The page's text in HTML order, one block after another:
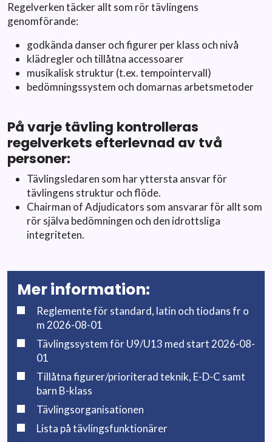
Regelverken täcker allt som rör tävlingens
genomförande:
godkända danser och figurer per klass och nivå
klädregler och tillåtna accessoarer
musikalisk struktur (t.ex. tempointervall)
bedömningssystem och domarnas arbetsmetoder
På varje tävling kontrolleras
regelverkets efterlevnad av två
personer:
Tävlingsledaren som har yttersta ansvar för
tävlingens struktur och flöde.
Chairman of Adjudicators som ansvarar för allt som
rör själva bedömningen och den idrottsliga
integriteten.
Mer information:
Reglemente för standard, latin och tiodans fr o
m 2026-08-01
Tävlingssystem för U9/U13 med start 2026-08-
01
Tillåtna figurer/prioriterad teknik, E-D-C samt
barn B-klass
Tävlingsorganisationen
Lista på tävlingsfunktionärer